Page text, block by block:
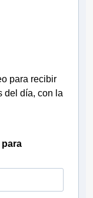
para recibir
del día, con la
para